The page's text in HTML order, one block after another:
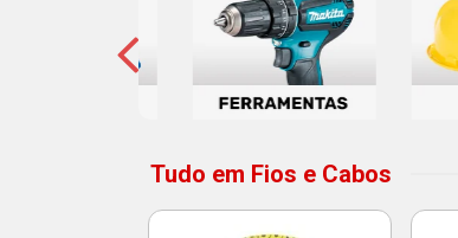
Tudo em Fios e Cabos